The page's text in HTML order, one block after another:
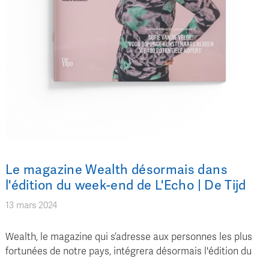
Le magazine Wealth désormais dans
l'édition du week-end de L'Echo | De Tijd
13 mars 2024
Wealth, le magazine qui s’adresse aux personnes les plus
fortunées de notre pays, intégrera désormais l'édition du